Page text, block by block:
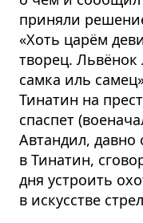
приняли
«Хоть царём
творец. Львёнок
самка иль
Тинатин на
спаспет
Автандил, давно
в Тинатин,
дня устроить
в искусстве